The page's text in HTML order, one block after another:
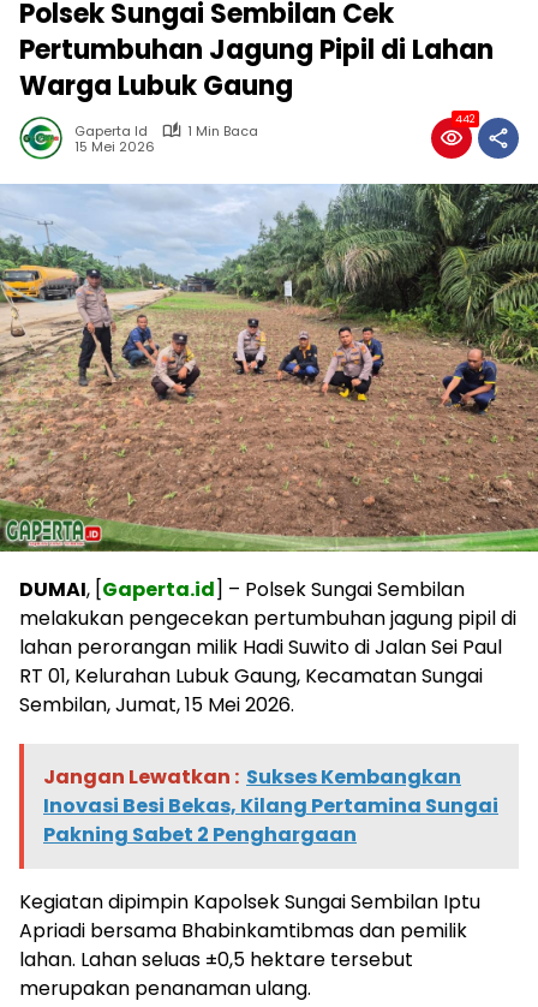
Polsek Sungai Sembilan Cek
Pertumbuhan Jagung Pipil di Lahan
Warga Lubuk Gaung
Gaperta Id
1 Min Baca
15 Mei 2026
442
DUMAI, [Gaperta.id] – Polsek Sungai Sembilan
melakukan pengecekan pertumbuhan jagung pipil di
lahan perorangan milik Hadi Suwito di Jalan Sei Paul
RT 01, Kelurahan Lubuk Gaung, Kecamatan Sungai
Sembilan, Jumat, 15 Mei 2026.
Jangan Lewatkan : Sukses Kembangkan
Inovasi Besi Bekas, Kilang Pertamina Sungai
Pakning Sabet 2 Penghargaan
Kegiatan dipimpin Kapolsek Sungai Sembilan Iptu
Apriadi bersama Bhabinkamtibmas dan pemilik
lahan. Lahan seluas ±0,5 hektare tersebut
merupakan penanaman ulang.